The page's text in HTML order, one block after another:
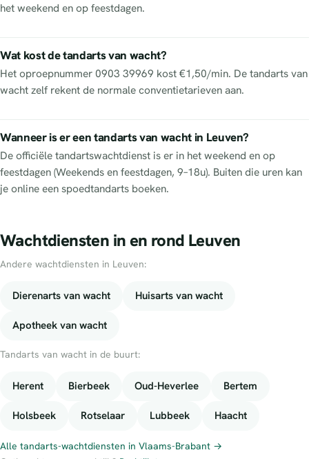
het weekend en op feestdagen.
Wat kost de tandarts van wacht?
Het oproepnummer 0903 39969 kost €1,50/min. De tandarts van
wacht zelf rekent de normale conventietarieven aan.
Wanneer is er een tandarts van wacht in Leuven?
De officiële tandartswachtdienst is er in het weekend en op
feestdagen (Weekends en feestdagen, 9–18u). Buiten die uren kan
je online een spoedtandarts boeken.
Wachtdiensten in en rond Leuven
Andere wachtdiensten in Leuven:
Dierenarts van wacht Huisarts van wacht
Apotheek van wacht
Tandarts van wacht in de buurt:
Herent Bierbeek Oud-Heverlee Bertem
Holsbeek Rotselaar Lubbeek Haacht
Alle tandarts-wachtdiensten in Vlaams-Brabant →